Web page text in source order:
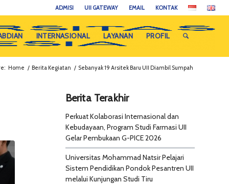
ADMISI UII GATEWAY EMAIL KONTAK
INTERNASIONAL LAYANAN PROFIL
Home / Berita Kegiatan / Sebanyak 19 Arsitek Baru UII Diambil Sumpah
Berita Terakhir
Perkuat Kolaborasi Internasional dan
Kebudayaan, Program Studi Farmasi UII
Gelar Pembukaan G-PICE 2026
Universitas Mohammad Natsir Pelajari
Sistem Pendidikan Pondok Pesantren UII
melalui Kunjungan Studi Tiru